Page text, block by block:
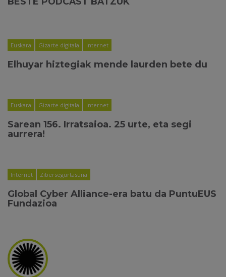
Euskara Gizarte digitala Internet
Elhuyar hiztegiak mende laurden bete du
Euskara Gizarte digitala Internet
Sarean 156. Irratsaioa. 25 urte, eta segi
aurrera!
Internet Zibersegurtasuna
Global Cyber Alliance-era batu da PuntuEUS
Fundazioa